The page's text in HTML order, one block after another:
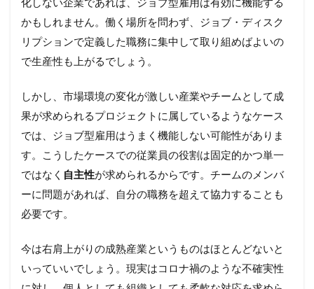
化しない企業であれば、ジョブ型雇用は有効に機能する
かもしれません。働く場所を問わず、ジョブ・ディスク
リプションで定義した職務に集中して取り組めばよいの
で生産性も上がるでしょう。
しかし、市場環境の変化が激しい産業やチームとして成
果が求められるプロジェクトに属しているようなケース
では、ジョブ型雇用はうまく機能しない可能性がありま
す。こうしたケースでの従業員の役割は固定的かつ単一
ではなく 自主性が求められるからです。チームのメンバ
ーに問題があれば、自分の職務を超えて協力することも
必要です。
今は右肩上がりの成熟産業というものはほとんどないと
いっていいでしょう。現実はコロナ禍のような不確実性